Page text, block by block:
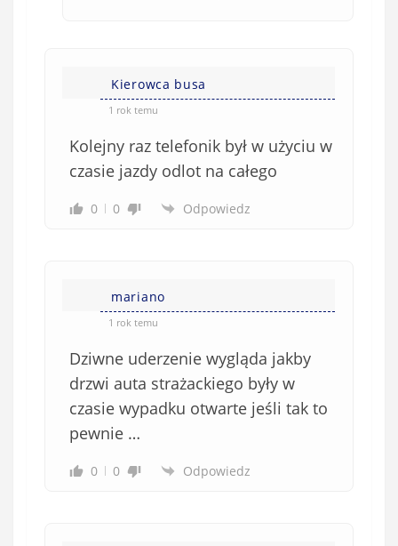
Kierowca busa
1 rok temu
Kolejny raz telefonik był w użyciu w
czasie jazdy odlot na całego
0 0 Odpowiedz
mariano
1 rok temu
Dziwne uderzenie wygląda jakby
drzwi auta strażackiego były w
czasie wypadku otwarte jeśli tak to
pewnie …
0 0 Odpowiedz